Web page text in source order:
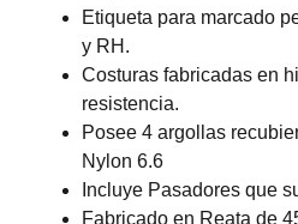
Etiqueta para marcado
y RH.
Costuras fabricadas en
resistencia.
Posee 4 argollas
Nylon 6.6
Incluye Pasadores que
Fabricado en Reata de